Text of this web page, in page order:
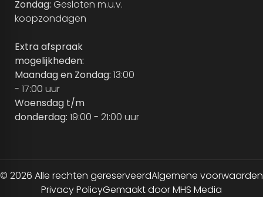
Zondag: Gesloten m.u.v.
koopzondagen
Extra afspraak
mogelijkheden:
Maandag en Zondag: 13:00
- 17:00 uur
Woensdag t/m
donderdag: 19:00 - 21:00 uur
© 2026 Alle rechten gereserveerdAlgemene voorwaarden
Privacy PolicyGemaakt door MHS Media